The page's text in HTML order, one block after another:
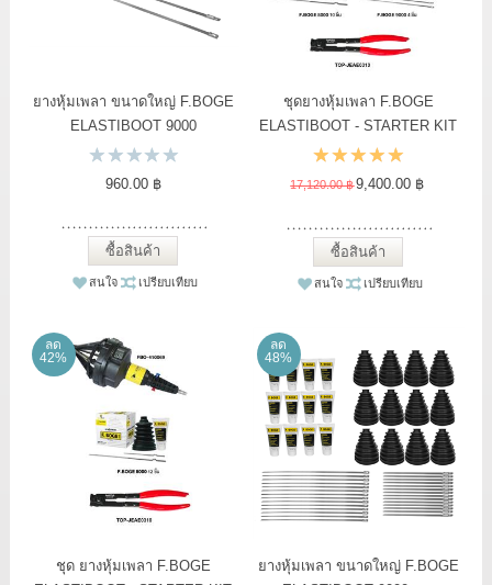
ยางหุ้มเพลา ขนาดใหญ่ F.BOGE
ELASTIBOOT 9000
960.00 ฿
ซื้อสินค้า
สนใจ เปรียบเทียบ
ชุดยางหุ้มเพลา F.BOGE
ELASTIBOOT - STARTER KIT
2
17,120.00 ฿9,400.00 ฿
ซื้อสินค้า
สนใจ เปรียบเทียบ
ลด
42%
ชุด ยางหุ้มเพลา F.BOGE
ลด
48%
ยางหุ้มเพลา ขนาดใหญ่ F.BOGE